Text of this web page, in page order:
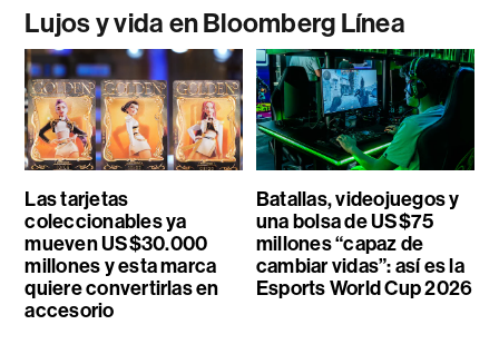
Lujos y vida en Bloomberg Línea
Las tarjetas
coleccionables ya
mueven US$30.000
millones y esta marca
quiere convertirlas en
accesorio
Batallas, videojuegos y
una bolsa de US$75
millones “capaz de
cambiar vidas”: así es la
Esports World Cup 2026